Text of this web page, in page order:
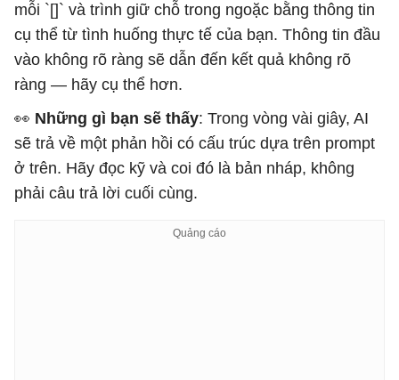
mỗi `[]` và trình giữ chỗ trong ngoặc bằng thông tin
cụ thể từ tình huống thực tế của bạn. Thông tin đầu
vào không rõ ràng sẽ dẫn đến kết quả không rõ
ràng — hãy cụ thể hơn.
👀 Những gì bạn sẽ thấy: Trong vòng vài giây, AI
sẽ trả về một phản hồi có cấu trúc dựa trên prompt
ở trên. Hãy đọc kỹ và coi đó là bản nháp, không
phải câu trả lời cuối cùng.